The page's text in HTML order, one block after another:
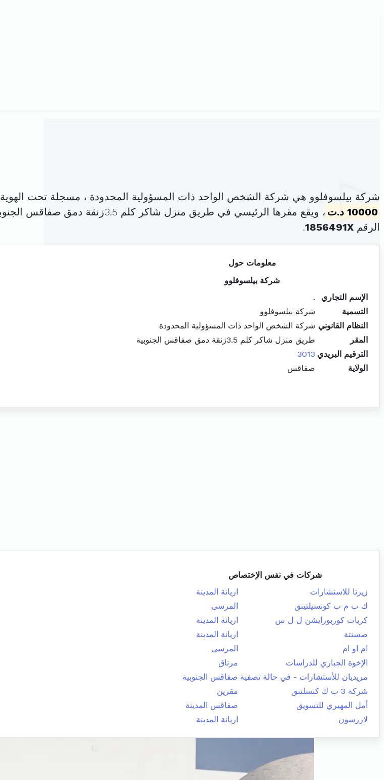
شركة بيلسوفلوو هي شركة الشخص الواحد ذات المسؤولية المحدودة ، مسجلة تحت الهوية
10000 د.ت
، ويقع مقرها الرئيسي في طريق منزل شاكر كلم 3.5زنقة دمق صفاقس الجنوبية (
الرقم 1856491X
.
معلومات حول
شركة بيلسوفلوو
الإسم التجاري
.
التسمية
شركة بيلسوفلوو
النظام القانوني شركة الشخص الواحد ذات المسؤولية المحدودة
المقر
طريق منزل شاكر كلم 3.5زنقة دمق صفاقس الجنوبية
الترقيم البريدي 3013
الولاية
صفاقس
شركات في نفس الإختصاص
زيرتا للاستشارات
اريانة المدينة
ك ب م ب كونسيلتينق
المرسى
كريات كوربورايشن ل ل س
اريانة المدينة
صسنتة
اريانة المدينة
ام او ام
المرسى
الإخوة الجباري للدراسات
مرناق
مريديان للأستشارات - في حالة تصفية صفاقس الجنوبية
شركة 3 ب ك كنسلتنق
مقرين
أمل المهيري للتسويق
صفاقس المدينة
لازرسون
اريانة المدينة